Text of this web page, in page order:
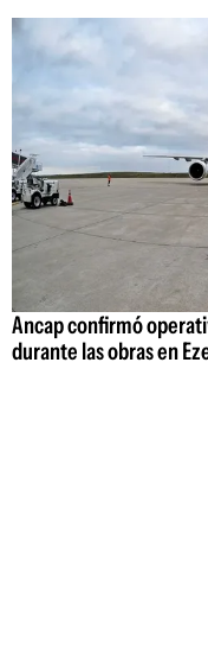
Ancap confirmó
durante las obras en